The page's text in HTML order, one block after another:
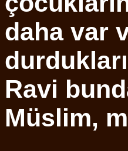
daha var
Ravi
Müslim,